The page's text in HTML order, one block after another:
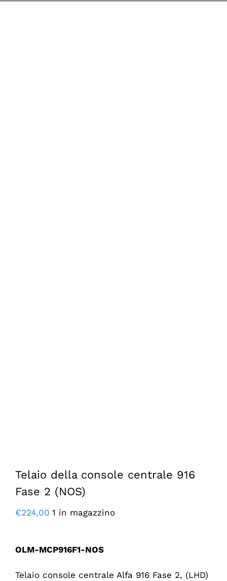
Telaio della console centrale 916
Fase 2 (NOS)
€224,00 1 in magazzino
OLM-MCP916F1-NOS
Telaio console centrale Alfa 916 Fase 2, (LHD)